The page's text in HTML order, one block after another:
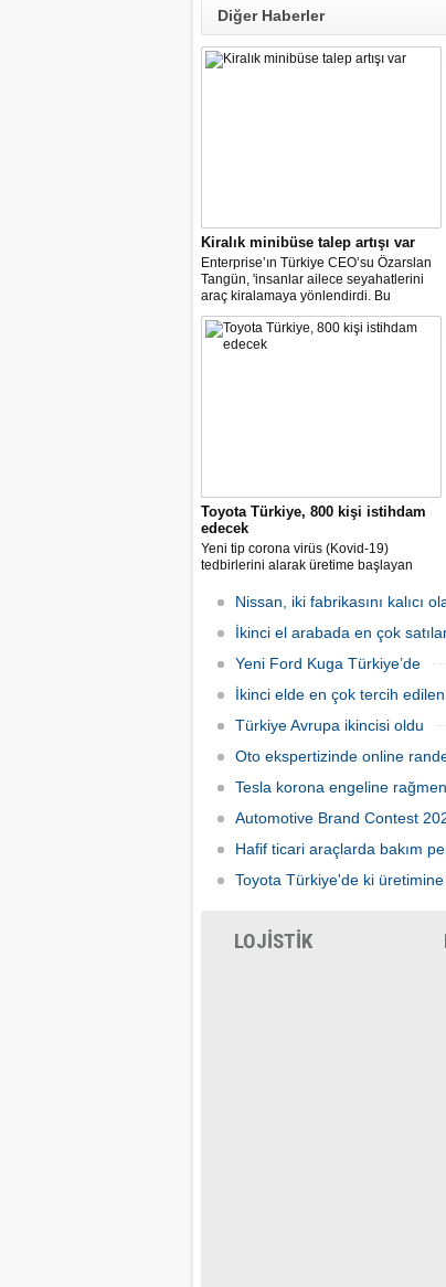
Diğer Haberler
Kiralık minibüse talep artışı var
Enterprise’ın Türkiye CEO’su Özarslan
Tangün, 'insanlar ailece seyahatlerini
araç kiralamaya yönlendirdi. Bu
noktada, bavul kullanımı ve kişi sayısı,
minibüs ve SUV gövde tipli araç
kiralamada geçen yıla göre yüzde 60’a
Toyota Türkiye, 800 kişi istihdam
edecek
Yeni tip corona virüs (Kovid-19)
tedbirlerini alarak üretime başlayan
ve ihracat hedeflerini artırmak için
istihdam sağlayacak.
Nissan, iki fabrikasını kalıcı
İkinci el arabada en çok
Yeni Ford Kuga Türkiye’de
İkinci elde en çok tercih
Türkiye Avrupa ikincisi oldu
Oto ekspertizinde online
Tesla korona engeline
Automotive Brand Contest
Hafif ticari araçlarda bakım
Toyota Türkiye'de ki
LOJİSTİK